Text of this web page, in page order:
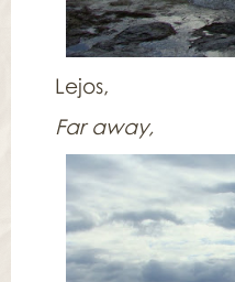
Lejos,
Far away,